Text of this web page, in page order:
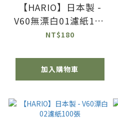
【HARIO】日本製 -
V60無漂白01濾紙100
張
NT$180
加入購物車